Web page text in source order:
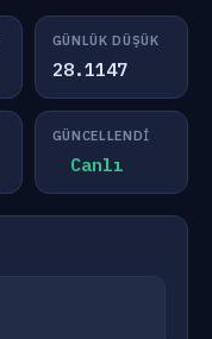
GÜNLÜK DÜŞÜK
28.1147
GÜNCELLENDI
Canlı